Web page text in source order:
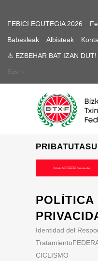
FEBICI EGUTEGIA 2026
Babesleak Albisteak
⚠ EZBEHAR BAT IZAN DUT!
Eus
POLÍTICA
Identidad del
CICLISMO